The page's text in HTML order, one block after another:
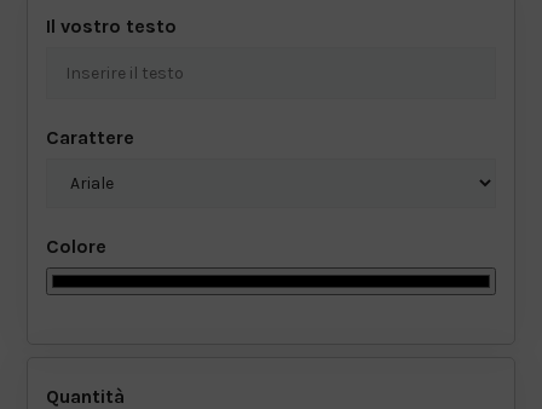
Quantità
Il vostro testo
Carattere
Colore